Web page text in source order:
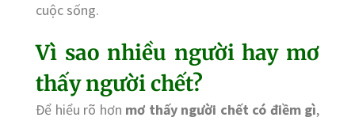
cuộc sống.
Vì sao nhiều người hay mơ
thấy người chết?
Để hiểu rõ hơn mơ thấy người chết có điềm gì,